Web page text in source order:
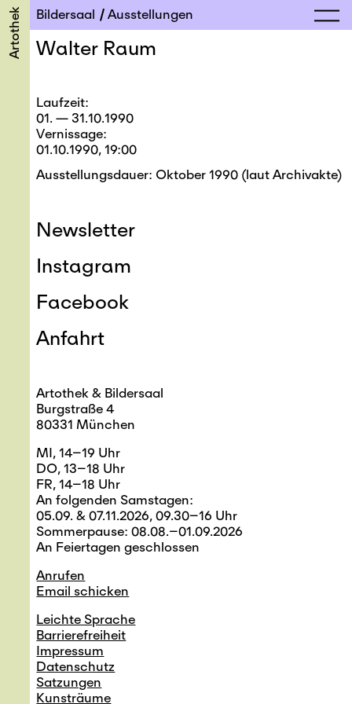
Artothek Bildersaal Ausstellungen
Walter Raum
Laufzeit
01. — 31.10.1990
Vernissage
01.10.1990, 19:00
Ausstellungsdauer: Oktober 1990 (laut Archivakte)
Newsletter
Instagram
Facebook
Anfahrt
Artothek & Bildersaal
Burgstraße 4
80331 München
MI, 14–19 Uhr
DO, 13–18 Uhr
FR, 14–18 Uhr
An folgenden Samstagen:
05.09. & 07.11.2026, 09.30–16 Uhr
Sommerpause: 08.08.–01.09.2026
An Feiertagen geschlossen
Anrufen
Email schicken
Leichte Sprache
Barrierefreiheit
Impressum
Datenschutz
Satzungen
Kunsträume